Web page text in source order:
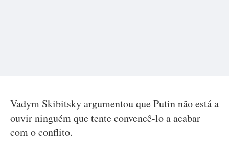
Vadym Skibitsky argumentou que Putin não está a
ouvir ninguém que tente convencê-lo a acabar
com o conflito.